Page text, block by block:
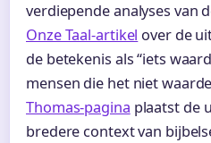
verdiepende analyses van
Onze Taal-artikel over de
de betekenis als “iets
mensen die het niet
Thomas-pagina plaatst de
bredere context van